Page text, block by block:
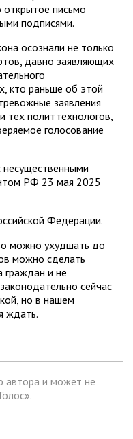
письмо
подписями.
осознали не только
давно заявляющих
кто раньше об этой
заявления
тех политтехнологов,
голосование
несущественными
РФ 23 мая 2025
Федерации.
можно ухудшать до
можно сделать
граждан и не
сейчас
но в нашем
ждать.
автора и может не